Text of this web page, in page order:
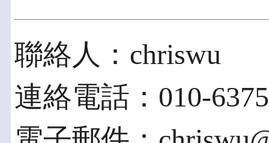
聯絡人：chriswu
連絡電話：010-